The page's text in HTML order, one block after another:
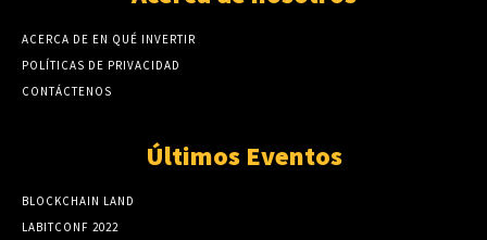
ACERCA DE EN QUÉ INVERTIR
POLÍTICAS DE PRIVACIDAD
CONTÁCTENOS
Últimos Eventos
BLOCKCHAIN LAND
LABITCONF 2022